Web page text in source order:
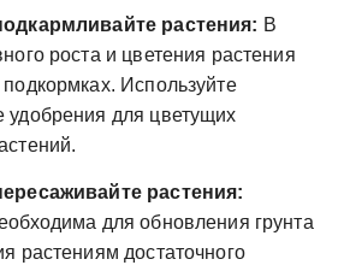
растения: В
роста и цветения растения
Используйте
удобрения для цветущих
растения:
для обновления грунта
растениям достаточного